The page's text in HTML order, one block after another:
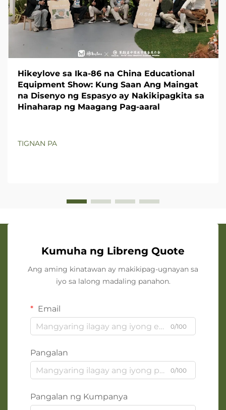
Hikeylove sa Ika-86 na China Educational
Equipment Show: Kung Saan Ang Maingat
na Disenyo ng Espasyo ay Nakikipagkita sa
Hinaharap ng Maagang Pag-aaral
TIGNAN PA
Kumuha ng Libreng Quote
Ang aming kinatawan ay makikipag-ugnayan sa
iyo sa lalong madaling panahon.
Email
0/100
Pangalan
0/100
Pangalan ng Kumpanya